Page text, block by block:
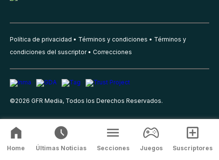
Política de privacidad Términos y condiciones
Términos y
condiciones del suscriptor
Correcciones
©2026 GFR Media, Todos los Derechos Reservados.
Home Últimas Noticias Secciones Juegos Suscriptores